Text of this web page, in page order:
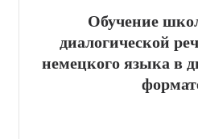
Обучение
диалогической
немецкого языка в